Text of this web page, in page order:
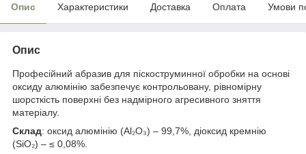
Опис Характеристики Доставка Оплата Умови
Опис
Професійний абразив для піскоструминної обробки на основі
оксиду алюмінію забезпечує контрольовану, рівномірну
шорсткість поверхні без надмірного агресивного зняття
матеріалу.
Склад: оксид алюмінію (Al₂O₃) – 99,7%, діоксид кремнію
(SiO₂) – ≤ 0,08%.